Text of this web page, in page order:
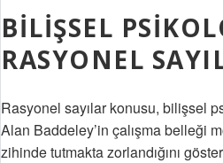
BILIŞSEL
RASYONEL
Rasyonel sayılar konusu, bilişsel
Alan Baddeley’in çalışma belleği
zihinde tutmakta zorlandığını